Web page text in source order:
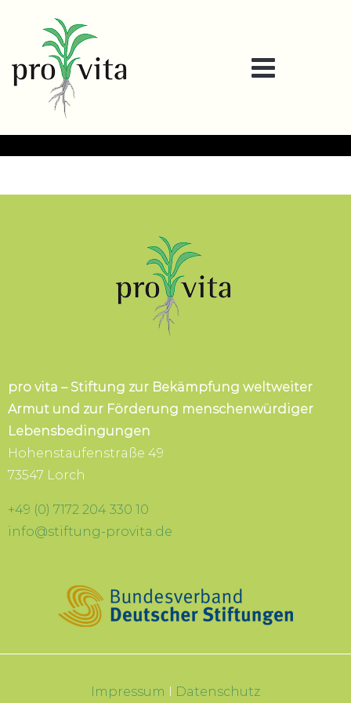
Gesichtslos 2023
pro vita – Stiftung zur Bekämpfung weltweiter
Armut und zur Förderung menschenwürdiger
Lebensbedingungen
Hohenstaufenstraße 49
73547 Lorch
+49 (0) 7172 204 330 10
info@stiftung-provita.de
Impressum I Datenschutz